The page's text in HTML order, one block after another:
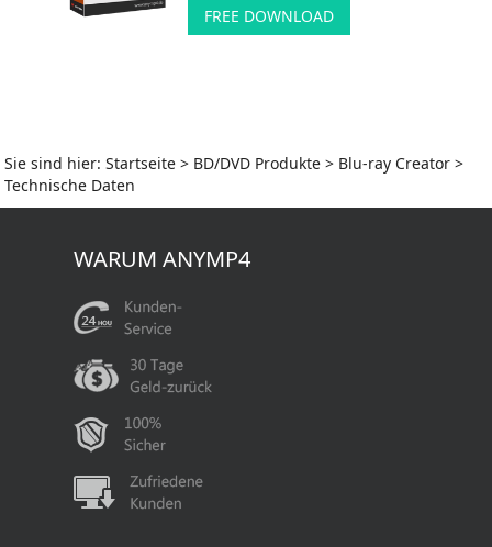
FREE DOWNLOAD
Sie sind hier:Startseite > BD/DVD Produkte > Blu-ray Creator >
Technische Daten
WARUM ANYMP4